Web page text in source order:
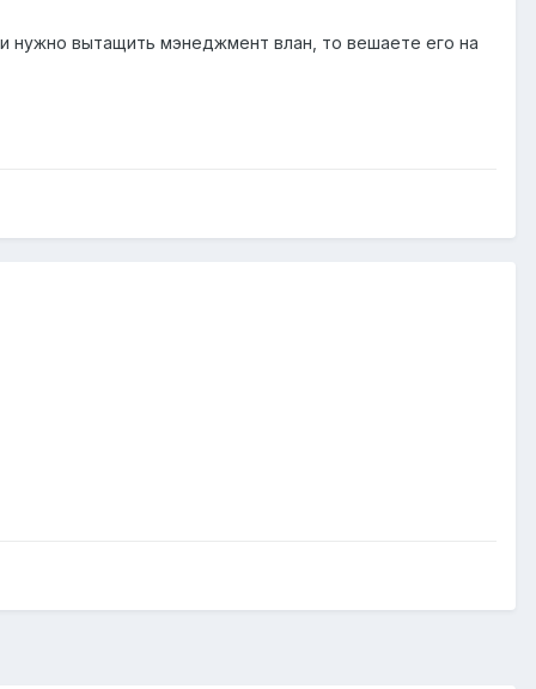
нужно вытащить мэнеджмент влан, то вешаете его на